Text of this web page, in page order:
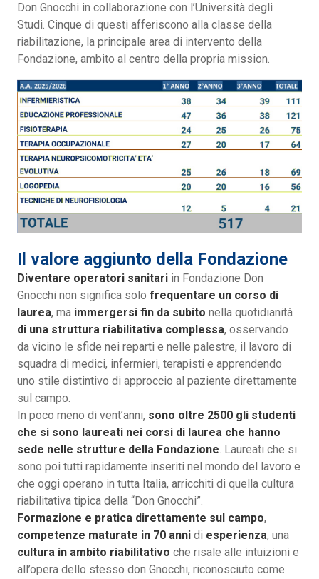
Don Gnocchi in collaborazione con l’Università degli
Studi. Cinque di questi afferiscono alla classe della
riabilitazione, la principale area di intervento della
Fondazione, ambito al centro della propria mission.
Il valore aggiunto della Fondazione
Diventare operatori sanitari in Fondazione Don
Gnocchi non significa solo frequentare un corso di
laurea, ma immergersi fin da subito nella quotidianità
di una struttura riabilitativa complessa, osservando
da vicino le sfide nei reparti e nelle palestre, il lavoro di
squadra di medici, infermieri, terapisti e apprendendo
uno stile distintivo di approccio al paziente direttamente
sul campo.
In poco meno di vent’anni, sono oltre 2500 gli studenti
che si sono laureati nei corsi di laurea che hanno
sede nelle strutture della Fondazione. Laureati che si
sono poi tutti rapidamente inseriti nel mondo del lavoro e
che oggi operano in tutta Italia, arricchiti di quella cultura
riabilitativa tipica della “Don Gnocchi”.
Formazione e pratica direttamente sul campo,
competenze maturate in 70 anni di esperienza, una
cultura in ambito riabilitativo che risale alle intuizioni e
all’opera dello stesso don Gnocchi, riconosciuto come